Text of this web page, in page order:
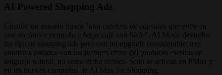
AI-Powered Shopping Ads
Cuando un usuario busca "una cafetera de cápsulas que entre en
una encimera pequeña y haga café con hielo", AI Mode devuelve
los típicos shopping ads pero con un upgrade considerable: tres
anuncios curados con los features clave del producto escritos en
lenguaje natural, no como ficha técnica. Solo se activan en PMax y
en las nuevas campañas de AI Max for Shopping.